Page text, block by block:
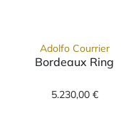
Adolfo Courrier
Bordeaux Ring
5.230,00 €